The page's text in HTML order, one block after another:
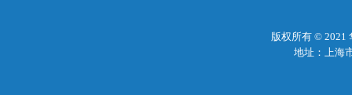
版权所有 ©
地址：上海